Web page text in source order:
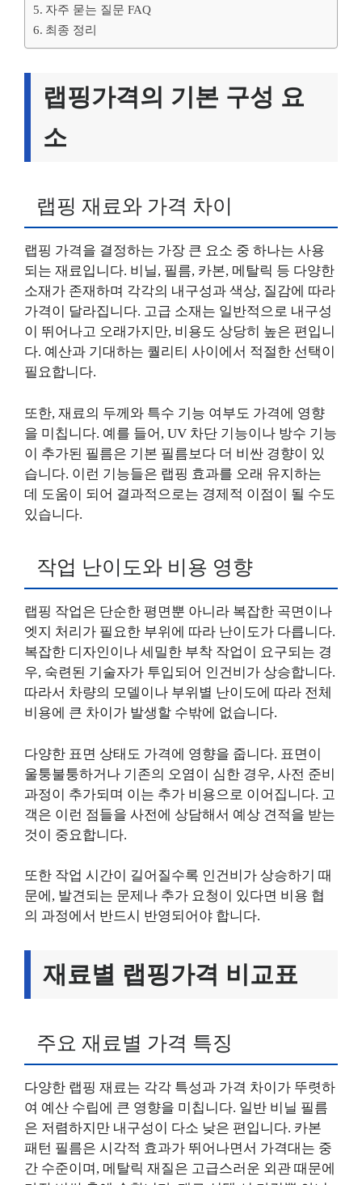
자주 묻는 질문 FAQ
최종 정리
랩핑가격의 기본 구성 요
소
랩핑 재료와 가격 차이
랩핑 가격을 결정하는 가장 큰 요소 중 하나는 사용
되는 재료입니다. 비닐, 필름, 카본, 메탈릭 등 다양한
소재가 존재하며 각각의 내구성과 색상, 질감에 따라
가격이 달라집니다. 고급 소재는 일반적으로 내구성
이 뛰어나고 오래가지만, 비용도 상당히 높은 편입니
다. 예산과 기대하는 퀄리티 사이에서 적절한 선택이
필요합니다.
또한, 재료의 두께와 특수 기능 여부도 가격에 영향
을 미칩니다. 예를 들어, UV 차단 기능이나 방수 기능
이 추가된 필름은 기본 필름보다 더 비싼 경향이 있
습니다. 이런 기능들은 랩핑 효과를 오래 유지하는
데 도움이 되어 결과적으로는 경제적 이점이 될 수도
있습니다.
작업 난이도와 비용 영향
랩핑 작업은 단순한 평면뿐 아니라 복잡한 곡면이나
엣지 처리가 필요한 부위에 따라 난이도가 다릅니다.
복잡한 디자인이나 세밀한 부착 작업이 요구되는 경
우, 숙련된 기술자가 투입되어 인건비가 상승합니다.
따라서 차량의 모델이나 부위별 난이도에 따라 전체
비용에 큰 차이가 발생할 수밖에 없습니다.
다양한 표면 상태도 가격에 영향을 줍니다. 표면이
울퉁불퉁하거나 기존의 오염이 심한 경우, 사전 준비
과정이 추가되며 이는 추가 비용으로 이어집니다. 고
객은 이런 점들을 사전에 상담해서 예상 견적을 받는
것이 중요합니다.
또한 작업 시간이 길어질수록 인건비가 상승하기 때
문에, 발견되는 문제나 추가 요청이 있다면 비용 협
의 과정에서 반드시 반영되어야 합니다.
재료별 랩핑가격 비교표
주요 재료별 가격 특징
다양한 랩핑 재료는 각각 특성과 가격 차이가 뚜렷하
여 예산 수립에 큰 영향을 미칩니다. 일반 비닐 필름
은 저렴하지만 내구성이 다소 낮은 편입니다. 카본
패턴 필름은 시각적 효과가 뛰어나면서 가격대는 중
간 수준이며, 메탈릭 재질은 고급스러운 외관 때문에